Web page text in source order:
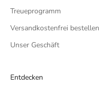
Treueprogramm
Versandkostenfrei bestellen
Unser Geschäft
Entdecken